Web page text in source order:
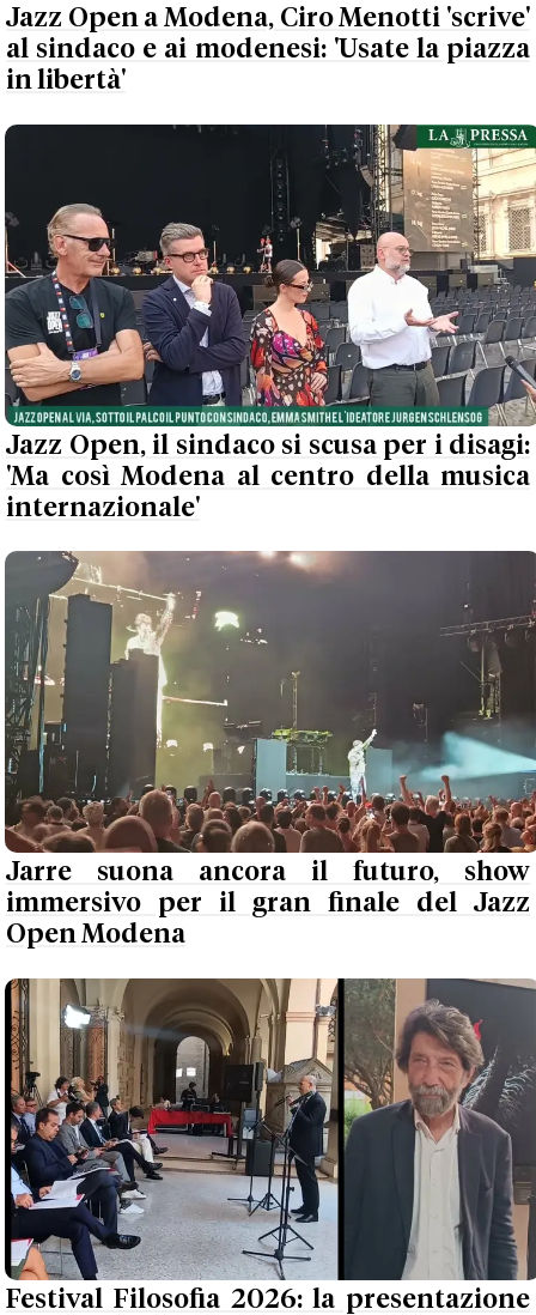
Jazz Open a Modena, Ciro Menotti 'scrive'
al sindaco e ai modenesi: 'Usate la piazza
in libertà'
Jazz Open, il sindaco si scusa per i disagi:
'Ma così Modena al centro della musica
internazionale'
Jarre suona ancora il futuro, show
immersivo per il gran finale del Jazz
Open Modena
Festival Filosofia 2026: la presentazione